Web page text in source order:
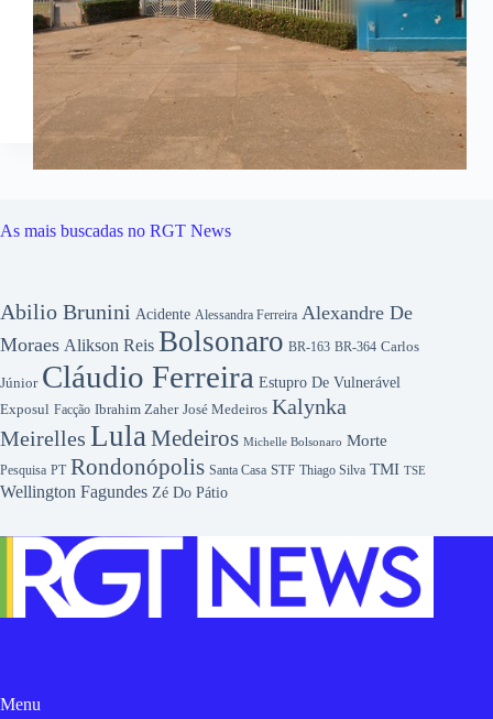
As mais buscadas no RGT News
Abilio Brunini Acidente Alessandra Ferreira Alexandre De
Moraes Alikson Reis Bolsonaro BR-163 BR-364 Carlos
Júnior Cláudio Ferreira Estupro De Vulnerável
Exposul Facção Ibrahim Zaher José Medeiros Kalynka
Meirelles LulaMedeiros Michelle Bolsonaro Morte
Pesquisa PT Rondonópolis Santa Casa STF Thiago Silva TMI TSE
Wellington Fagundes Zé Do Pátio
Menu